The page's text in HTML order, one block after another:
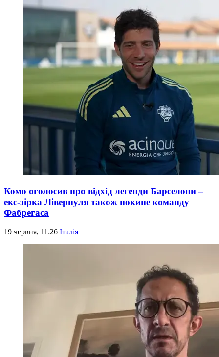
Комо оголосив про відхід легенди Барселони –
екс-зірка Ліверпуля також покине команду
Фабрегаса
19 червня, 11:26 Італія